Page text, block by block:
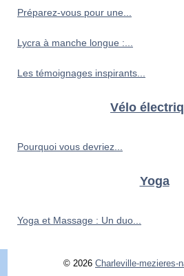
Préparez-vous pour une...
Lycra à manche longue :...
Les témoignages inspirants...
Vélo
Pourquoi vous devriez...
Yoga
Yoga et Massage : Un duo...
© 2026 Charleville-mezieres-